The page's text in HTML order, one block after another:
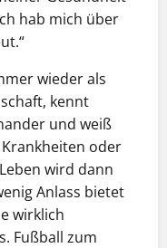
hab mich über
wieder als
kennt
und weiß
oder
wird dann
Anlass bietet
wirklich
Fußball zum